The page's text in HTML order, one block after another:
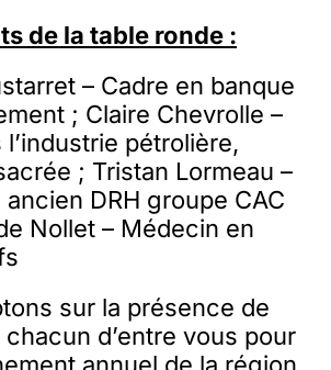
de la table ronde :
– Cadre en banque
; Claire Chevrolle –
l’industrie pétrolière,
; Tristan Lormeau –
DRH groupe CAC
Nollet – Médecin en
sur la présence de
d’entre vous pour